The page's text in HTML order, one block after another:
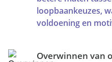
loopbaankeuzes,
voldoening en
Overwinnen van